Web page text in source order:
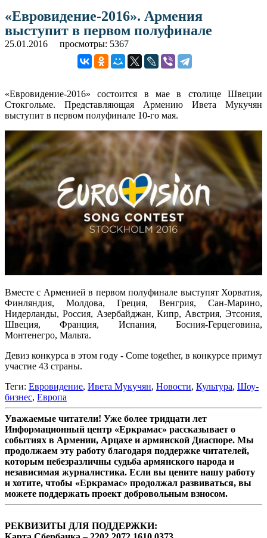
«Евровидение-2016». Армения
выступит в первом полуфинале
25.01.2016 просмотры: 5367
«Евровидение-2016» состоится в мае в столице Швеции
Стокгольме. Представляющая Армению Ивета Мукучян
выступит в первом полуфинале 10-го мая.
Вместе с Арменией в первом полуфинале выступят Хорватия,
Финляндия, Молдова, Греция, Венгрия, Сан-Марино,
Нидерланды, Россия, Азербайджан, Кипр, Австрия, Этсония,
Швеция, Франция, Испания, Босния-Герцеговина,
Монтенегро, Мальта.
Девиз конкурса в этом году - Come together, в конкурсе примут
участие 43 страны.
Теги: Евровидение, Ивета Мукучян, Новости, Культура, Шоу-
бизнес, Европа
Уважаемые читатели! Уже более тридцати лет
Информационный центр «Еркрамас» рассказывает о
событиях в Армении, Арцахе и армянской Диаспоре. Мы
продолжаем эту работу благодаря поддержке читателей,
которым небезразличны судьба армянского народа и
независимая журналистика. Если вы цените нашу работу
и хотите, чтобы «Еркрамас» продолжал развиваться, вы
можете поддержать проект добровольным взносом.
РЕКВИЗИТЫ ДЛЯ ПОДДЕРЖКИ: